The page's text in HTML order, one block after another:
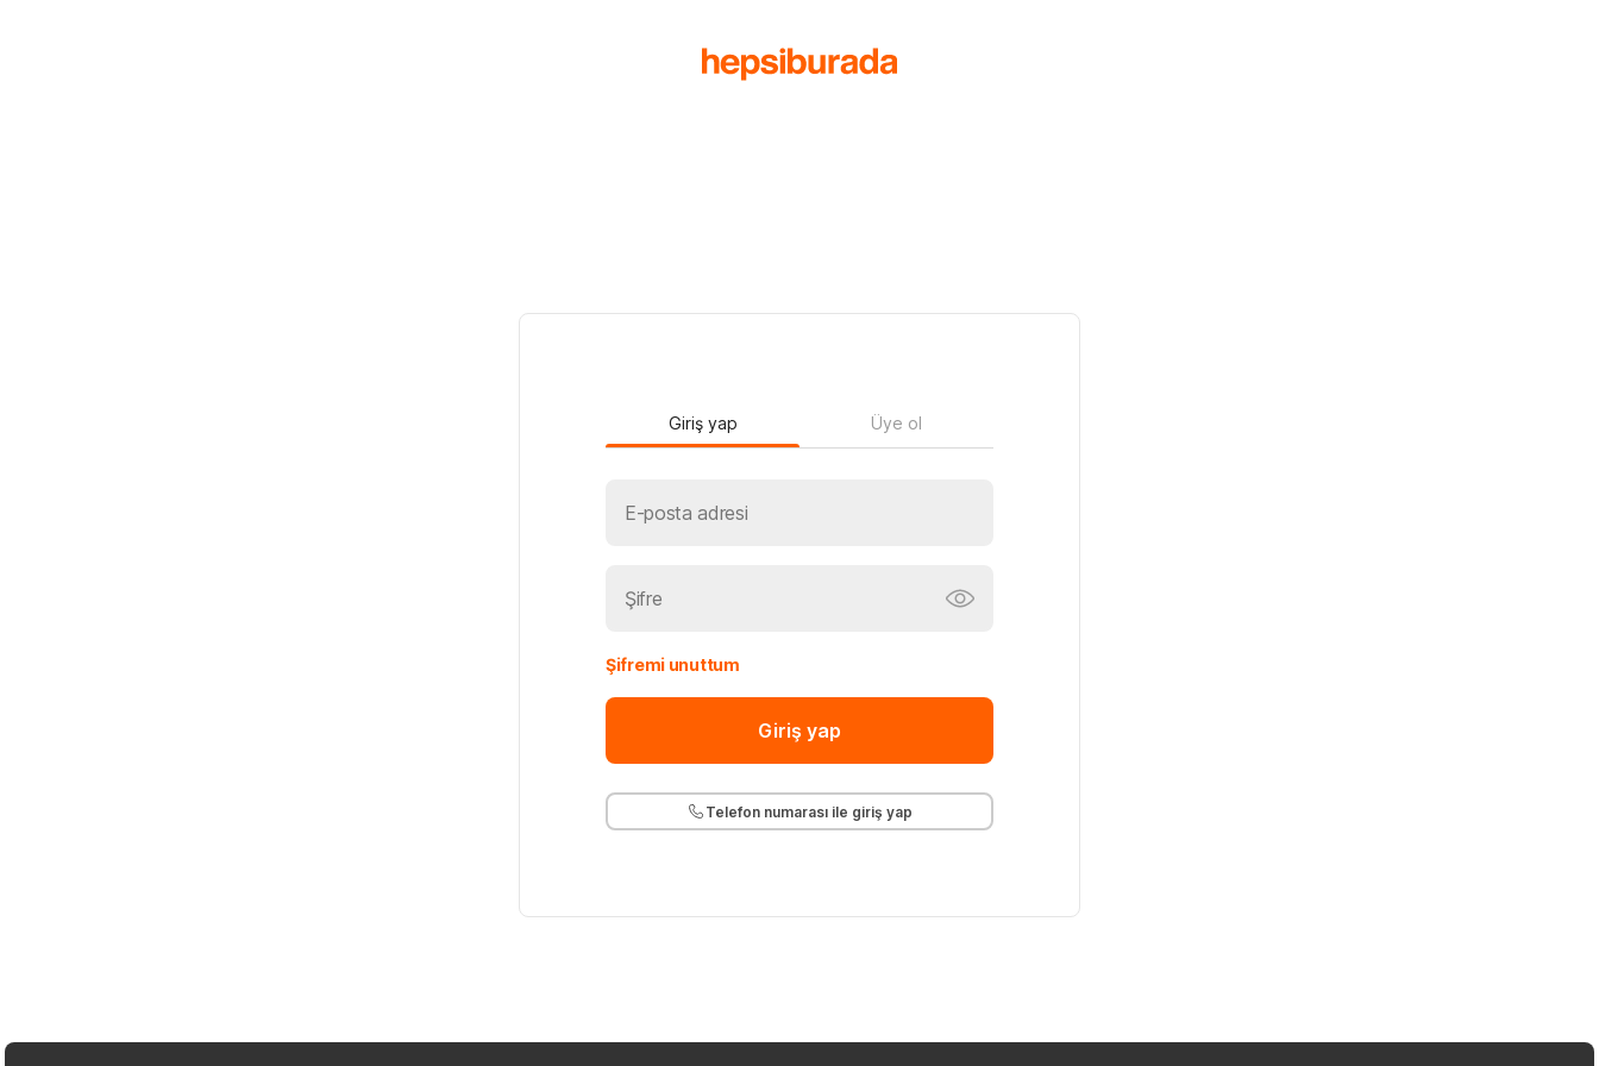
Giriş yap Üye ol
Şifremi unuttum
Giriş yap
Telefon numarası ile giriş yap